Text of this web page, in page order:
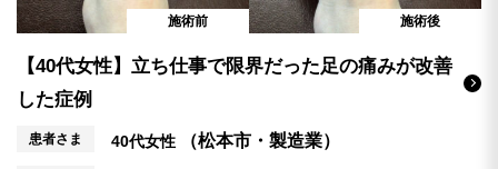
施術前 施術後
【40代女性】立ち仕事で限界だった足の痛みが改善
した症例
患者さま 40代女性 （松本市・製造業）